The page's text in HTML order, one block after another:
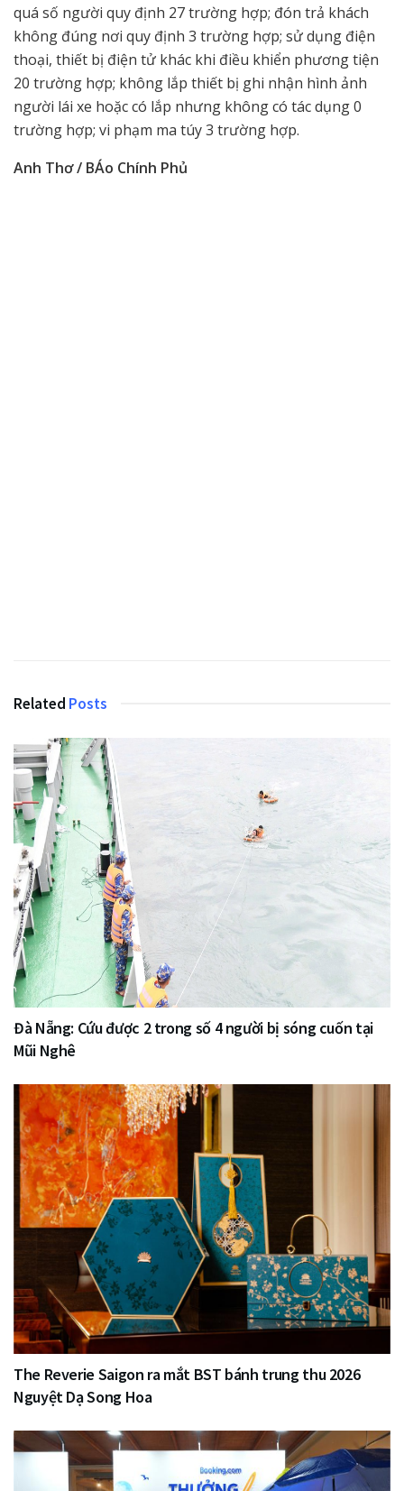
quá số người quy định 27 trường hợp; đón trả khách
không đúng nơi quy định 3 trường hợp; sử dụng điện
thoại, thiết bị điện tử khác khi điều khiển phương tiện
20 trường hợp; không lắp thiết bị ghi nhận hình ảnh
người lái xe hoặc có lắp nhưng không có tác dụng 0
trường hợp; vi phạm ma túy 3 trường hợp.
Anh Thơ / BÁo Chính Phủ
Related Posts
Đà Nẵng: Cứu được 2 trong số 4 người bị sóng cuốn tại
Mũi Nghê
The Reverie Saigon ra mắt BST bánh trung thu 2026
Nguyệt Dạ Song Hoa